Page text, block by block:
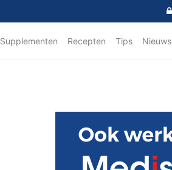
Supplementen Recepten Tips Nieuws
Sidebar